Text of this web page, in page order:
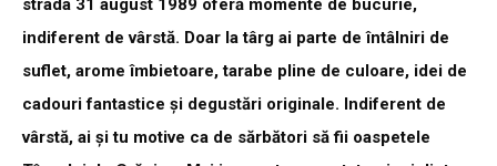
strada 31 august 1989 oferă momente de bucurie,
indiferent de vârstă. Doar la târg ai parte de întâlniri de
suflet, arome îmbietoare, tarabe pline de culoare, idei de
cadouri fantastice şi degustări originale. Indiferent de
vârstă, ai și tu motive ca de sărbători să fii oaspetele